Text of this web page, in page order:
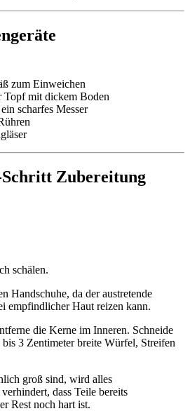
zum Einweichen
Topf mit dickem Boden
scharfes Messer
Zubereitung
schälen.
Handschuhe, da der austretende
empfindlicher Haut reizen kann.
die Kerne im Inneren. Schneide
3 Zentimeter breite Würfel, Streifen
groß sind, wird alles
dass Teile bereits
Rest noch hart ist.